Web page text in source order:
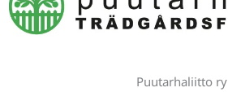
Puutarhaliitto ry